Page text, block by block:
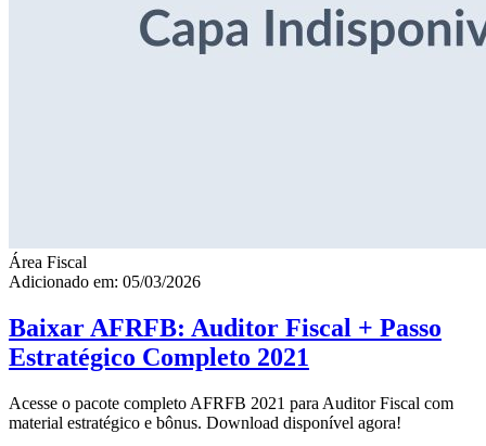
Área Fiscal
Adicionado em: 05/03/2026
Baixar AFRFB: Auditor Fiscal + Passo
Estratégico Completo 2021
Acesse o pacote completo AFRFB 2021 para Auditor Fiscal com
material estratégico e bônus. Download disponível agora!